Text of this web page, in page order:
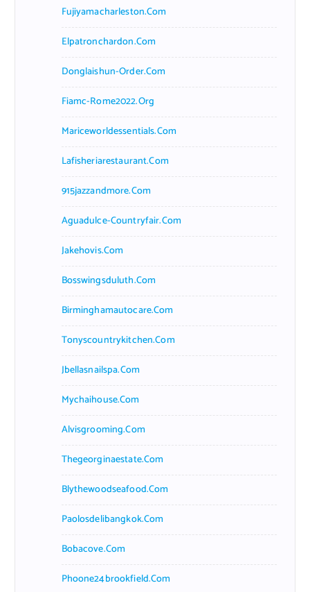
Fujiyamacharleston.com
Elpatronchardon.com
Donglaishun-Order.com
Fiamc-Rome2022.org
Mariceworldessentials.com
Lafisheriarestaurant.com
915jazzandmore.com
Aguadulce-Countryfair.com
Jakehovis.com
Bosswingsduluth.com
Birminghamautocare.com
Tonyscountrykitchen.com
Jbellasnailspa.com
Mychaihouse.com
Alvisgrooming.com
Thegeorginaestate.com
Blythewoodseafood.com
Paolosdelibangkok.com
Bobacove.com
Phoone24brookfield.com